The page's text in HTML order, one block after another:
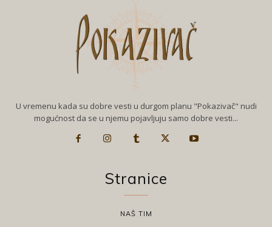
U vremenu kada su dobre vesti u durgom planu "Pokazivač" nudi
mogućnost da se u njemu pojavljuju samo dobre vesti...
Stranice
NAŠ TIM